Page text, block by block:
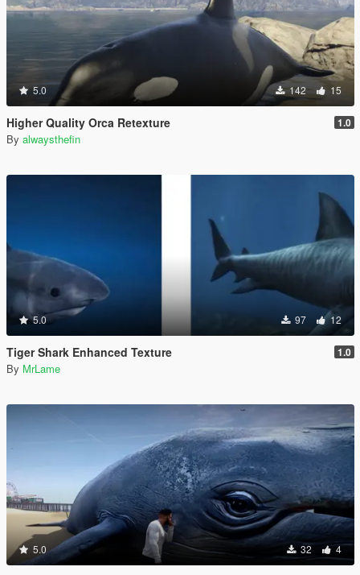
5.0 142 15
Higher Quality Orca Retexture 1.0
By alwaysthefin
5.0 97 12
Tiger Shark Enhanced Texture 1.0
By MrLame
5.0 32 4